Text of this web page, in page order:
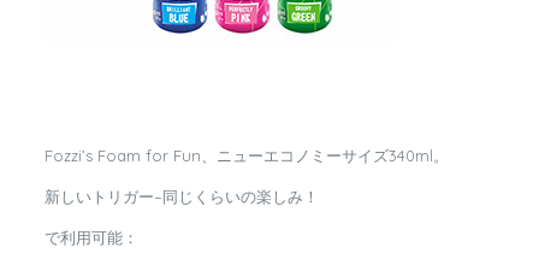
Fozzi’s Foam for Fun、ニューエコノミーサイズ340ml。
新しいトリガー–同じくらいの楽しみ！
で利用可能：